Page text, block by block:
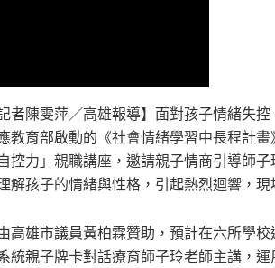
記者陳雯萍／高雄報導】面對孩子情緒失
教育部啟動的《社會情緒學習中長程計
控力」親職講座，邀請親子情商引導師
解孩子的情緒與性格，引起熱烈迴響，現
高雄市議員黃柏霖贊助，預計在六所學
統親子牌卡對話療育師子玲老師主講，